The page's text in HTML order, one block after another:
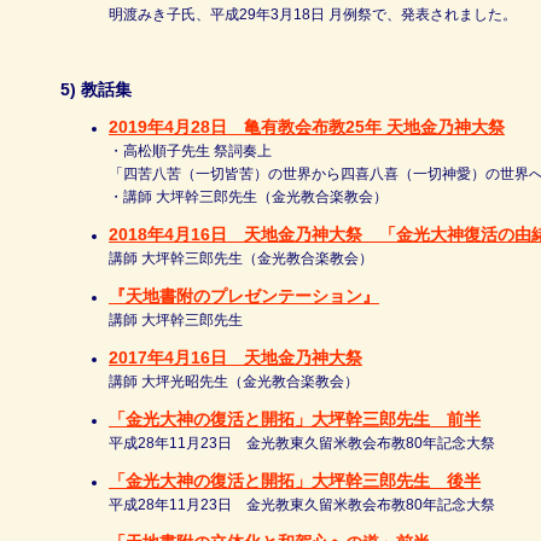
明渡みき子氏、平成29年3月18日 月例祭で、発表されました。
5) 教話集
2019年4月28日 亀有教会布教25年 天地金乃神大祭
・高松順子先生 祭詞奏上
「四苦八苦（一切皆苦）の世界から四喜八喜（一切神愛）の世界へ
・講師 大坪幹三郎先生（金光教合楽教会）
2018年4月16日 天地金乃神大祭 「金光大神復活の由
講師 大坪幹三郎先生（金光教合楽教会）
『天地書附のプレゼンテーション』
講師 大坪幹三郎先生
2017年4月16日 天地金乃神大祭
講師 大坪光昭先生（金光教合楽教会）
「金光大神の復活と開拓」大坪幹三郎先生 前半
平成28年11月23日 金光教東久留米教会布教80年記念大祭
「金光大神の復活と開拓」大坪幹三郎先生 後半
平成28年11月23日 金光教東久留米教会布教80年記念大祭